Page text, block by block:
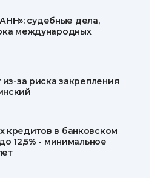
судебные дела,
международных
за риска закрепления
кредитов в банковском
12,5% - минимальное